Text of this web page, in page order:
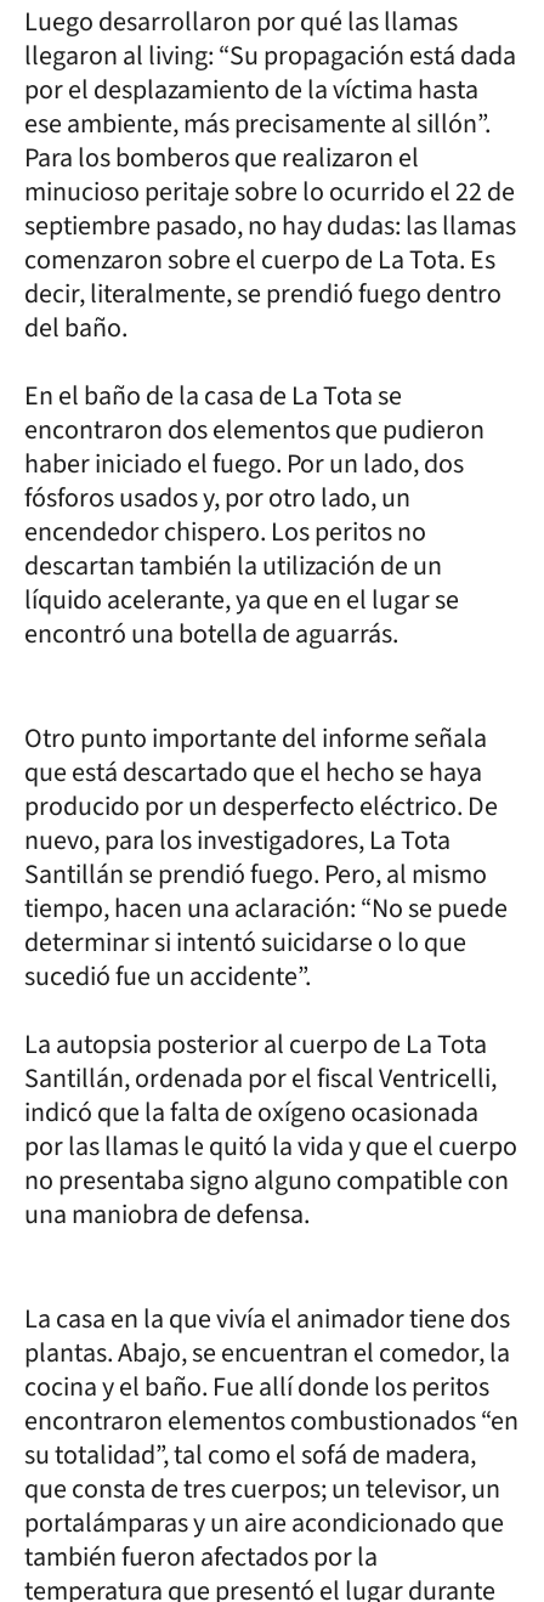
Luego desarrollaron por qué las llamas
llegaron al living: “Su propagación está dada
por el desplazamiento de la víctima hasta
ese ambiente, más precisamente al sillón”.
Para los bomberos que realizaron el
minucioso peritaje sobre lo ocurrido el 22 de
septiembre pasado, no hay dudas: las llamas
comenzaron sobre el cuerpo de La Tota. Es
decir, literalmente, se prendió fuego dentro
del baño.
En el baño de la casa de La Tota se
encontraron dos elementos que pudieron
haber iniciado el fuego. Por un lado, dos
fósforos usados y, por otro lado, un
encendedor chispero. Los peritos no
descartan también la utilización de un
líquido acelerante, ya que en el lugar se
encontró una botella de aguarrás.
Otro punto importante del informe señala
que está descartado que el hecho se haya
producido por un desperfecto eléctrico. De
nuevo, para los investigadores, La Tota
Santillán se prendió fuego. Pero, al mismo
tiempo, hacen una aclaración: “No se puede
determinar si intentó suicidarse o lo que
sucedió fue un accidente”.
La autopsia posterior al cuerpo de La Tota
Santillán, ordenada por el fiscal Ventricelli,
indicó que la falta de oxígeno ocasionada
por las llamas le quitó la vida y que el cuerpo
no presentaba signo alguno compatible con
una maniobra de defensa.
La casa en la que vivía el animador tiene dos
plantas. Abajo, se encuentran el comedor, la
cocina y el baño. Fue allí donde los peritos
encontraron elementos combustionados “en
su totalidad”, tal como el sofá de madera,
que consta de tres cuerpos; un televisor, un
portalámparas y un aire acondicionado que
también fueron afectados por la
temperatura que presentó el lugar durante